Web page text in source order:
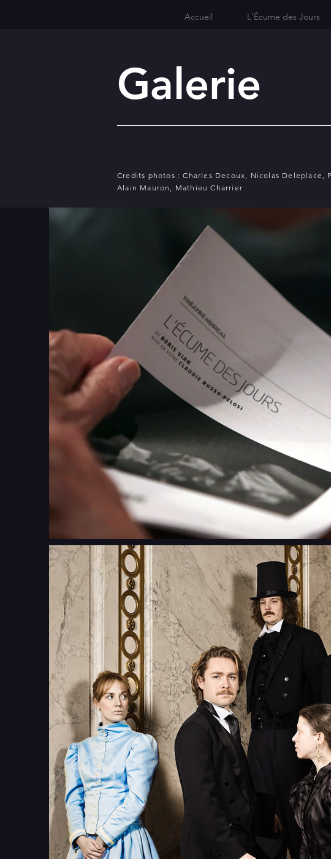
Galerie
Credits photos : Charles Decoux, Nicolas
Alain Mauron, Mathieu Charrier
Accueil L'Écume des Jours